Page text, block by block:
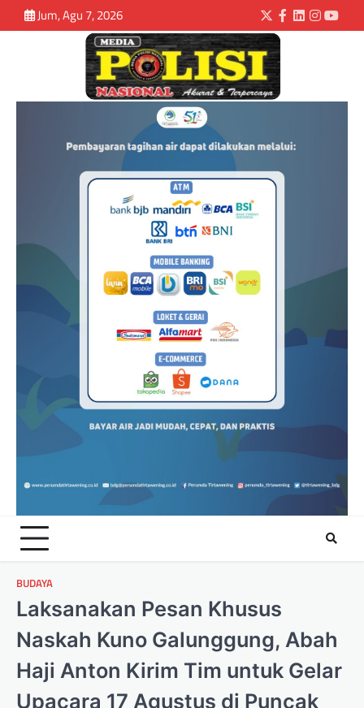
Jum, Agu 7, 2026
BUDAYA
Laksanakan Pesan Khusus
Naskah Kuno Galunggung, Abah
Haji Anton Kirim Tim untuk Gelar
Upacara 17 Agustus di Puncak